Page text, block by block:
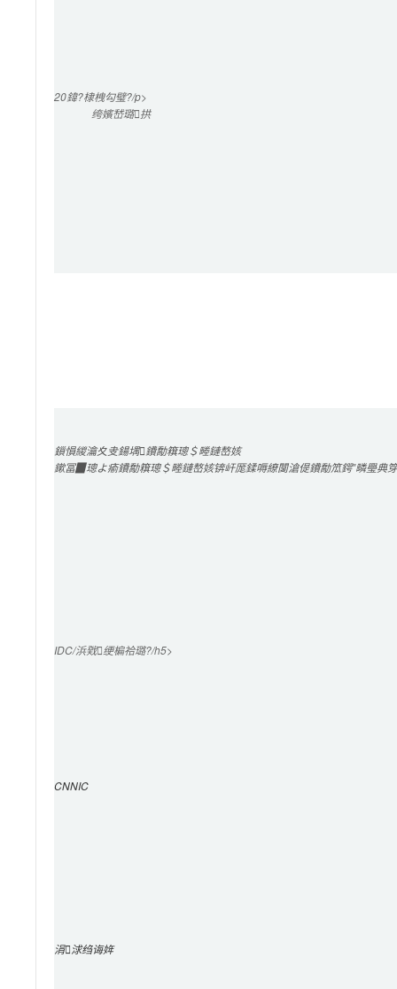
20鍏?棣栧勾璧?/p>
绔嬪嵆璐拱
鎻愪緵瀹夊叏鍚堣鐨勪簯璁＄畻鏈嶅姟
鏉冨▉璁よ瘉鐨勪簯璁＄畻鏈嶅姟锛屽厖鍒嗕繚闅滄偍鐨勪笟鍔″疄璺典
IDC/浜戣绠楄祫璐?/h5>
CNNIC
涓浗绉诲姩